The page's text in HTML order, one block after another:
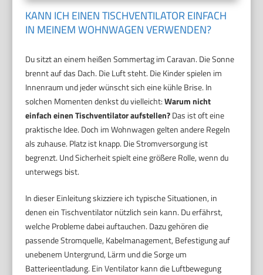
KANN ICH EINEN TISCHVENTILATOR EINFACH
IN MEINEM WOHNWAGEN VERWENDEN?
Du sitzt an einem heißen Sommertag im Caravan. Die Sonne
brennt auf das Dach. Die Luft steht. Die Kinder spielen im
Innenraum und jeder wünscht sich eine kühle Brise. In
solchen Momenten denkst du vielleicht:Warum nicht
einfach einen Tischventilator aufstellen?Das ist oft eine
praktische Idee. Doch im Wohnwagen gelten andere Regeln
als zuhause. Platz ist knapp. Die Stromversorgung ist
begrenzt. Und Sicherheit spielt eine größere Rolle, wenn du
unterwegs bist.
In dieser Einleitung skizziere ich typische Situationen, in
denen ein Tischventilator nützlich sein kann. Du erfährst,
welche Probleme dabei auftauchen. Dazu gehören die
passende Stromquelle, Kabelmanagement, Befestigung auf
unebenem Untergrund, Lärm und die Sorge um
Batterieentladung. Ein Ventilator kann die Luftbewegung